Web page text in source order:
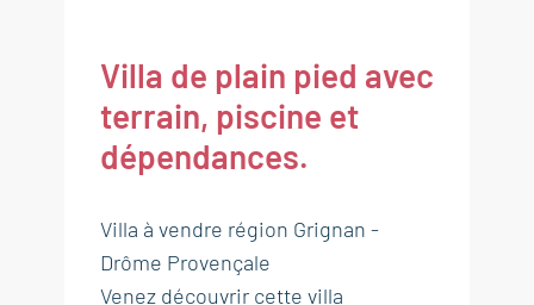
Villa de plain pied avec
terrain, piscine et
dépendances.
Villa à vendre région Grignan -
Drôme Provençale
Venez découvrir cette villa